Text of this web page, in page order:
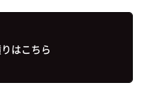
はこちら